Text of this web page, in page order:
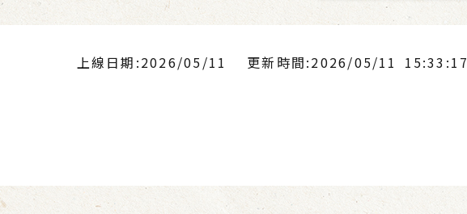
上線日期:2026/05/11 更新時間:2026/05/11 15:33:17